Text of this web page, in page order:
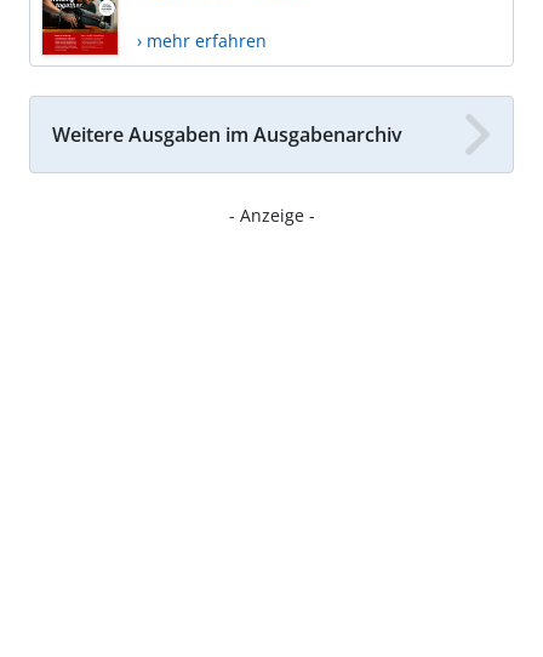
› mehr erfahren
Weitere Ausgaben im Ausgabenarchiv
- Anzeige -